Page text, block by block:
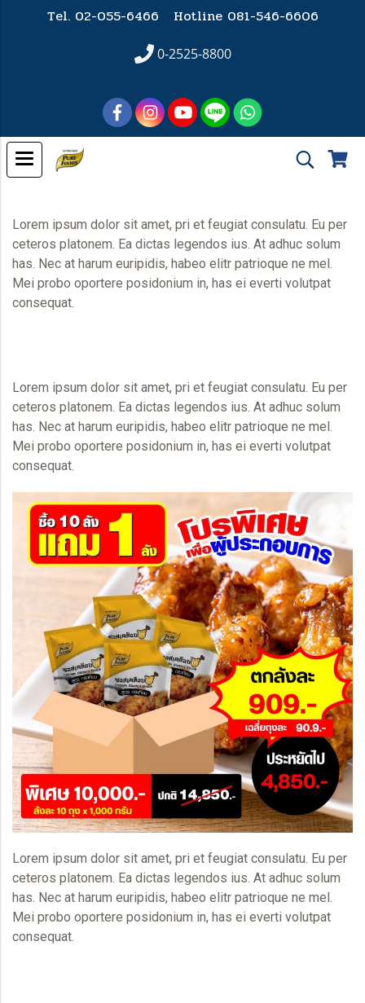
Tel. 02-055-6466 Hotline081-546-6606
0-2525-8800
Lorem ipsum dolor sit amet, pri et feugiat consulatu. Eu per
ceteros platonem. Ea dictas legendos ius. At adhuc solum
has. Nec at harum euripidis, habeo elitr patrioque ne mel.
Mei probo oportere posidonium in, has ei everti volutpat
consequat.
Lorem ipsum dolor sit amet, pri et feugiat consulatu. Eu per
ceteros platonem. Ea dictas legendos ius. At adhuc solum
has. Nec at harum euripidis, habeo elitr patrioque ne mel.
Mei probo oportere posidonium in, has ei everti volutpat
consequat.
Lorem ipsum dolor sit amet, pri et feugiat consulatu. Eu per
ceteros platonem. Ea dictas legendos ius. At adhuc solum
has. Nec at harum euripidis, habeo elitr patrioque ne mel.
Mei probo oportere posidonium in, has ei everti volutpat
consequat.